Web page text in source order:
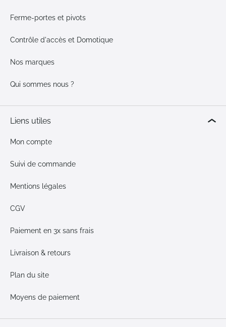
Ferme-portes et pivots
Contrôle d'accès et Domotique
Nos marques
Qui sommes nous ?
Liens utiles
Mon compte
Suivi de commande
Mentions légales
CGV
Paiement en 3x sans frais
Livraison & retours
Plan du site
Moyens de paiement